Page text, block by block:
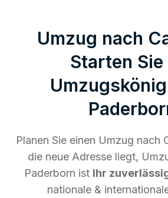
Umzug nach
Starten
Planen Sie einen Umzug nach
die neue Adresse liegt,
Paderborn ist Ihr
nationale &